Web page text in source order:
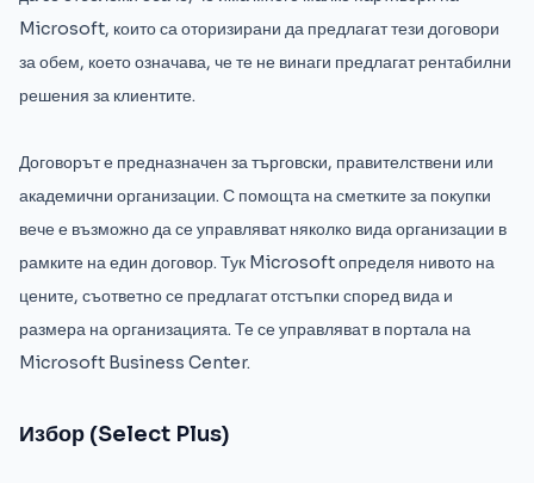
Microsoft, които са оторизирани да предлагат тези договори
за обем, което означава, че те не винаги предлагат рентабилни
решения за клиентите.
Договорът е предназначен за търговски, правителствени или
академични организации. С помощта на сметките за покупки
вече е възможно да се управляват няколко вида организации в
рамките на един договор. Тук Microsoft определя нивото на
цените, съответно се предлагат отстъпки според вида и
размера на организацията. Те се управляват в портала на
Microsoft Business Center.
Избор (Select Plus)